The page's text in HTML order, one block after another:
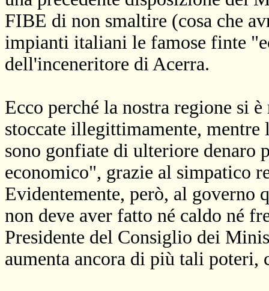
FIBE di non smaltire (cosa che
impianti italiani le famose finte
dell'inceneritore di Acerra.
Ecco perché la nostra regione si
stoccate illegittimamente,
sono gonfiate di ulteriore denaro
economico", grazie al simpatico
Evidentemente, però, al governo
non deve aver fatto né caldo né
Presidente del Consiglio dei
aumenta ancora di più tali